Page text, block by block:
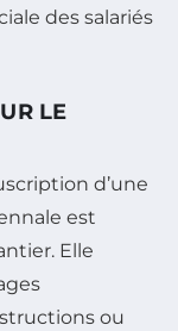
des salariés
LE
d’une
est
Elle
ou